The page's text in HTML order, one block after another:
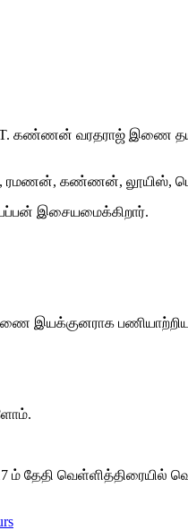
கண்ணன் வரதராஜ் இணை
ரமணன், கண்ணன், லூயிஸ்,
இசையமைக்கிறார்.
இயக்குனராக
ம் தேதி வெள்ளித்திரையில்